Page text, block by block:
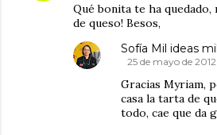
Qué bonita te ha quedado,
de queso! Besos,
Sofía Mil ideas
25 de mayo de 2012
Gracias Myriam,
casa la tarta de
todo, cae que da